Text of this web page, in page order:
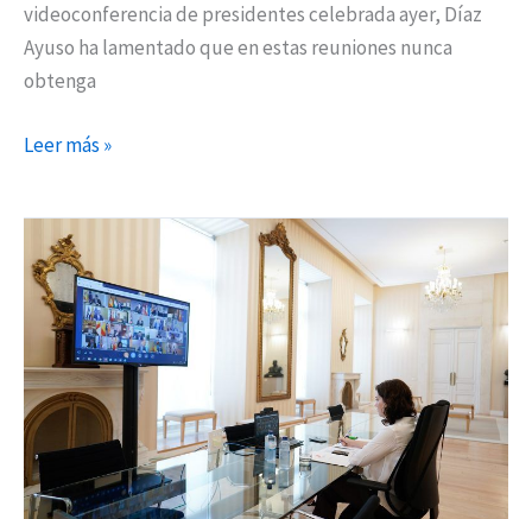
videoconferencia de presidentes celebrada ayer, Díaz
Ayuso ha lamentado que en estas reuniones nunca
obtenga
Leer más »
Díaz
Ayuso:
“Madrid
necesita
dar
pasos
hacia
adelante
después